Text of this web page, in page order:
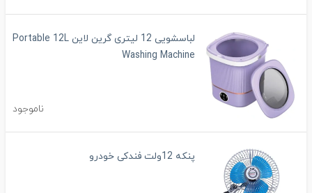
لباسشویی 12 لیتری گرین لاین Portable 12L
Washing Machine
ناموجود
پنکه 12ولت فندکی خودرو